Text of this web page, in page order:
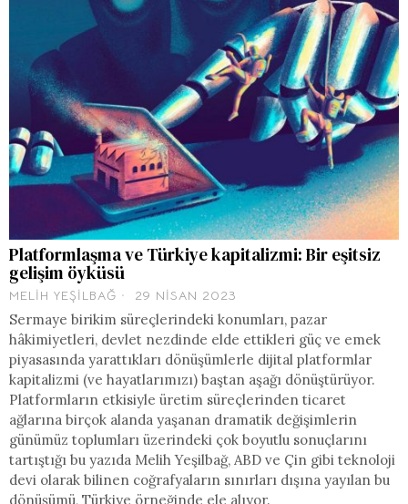
Platformlaşma ve Türkiye kapitalizmi: Bir eşitsiz
gelişim öyküsü
MELIH YEŞILBAĞ 29 NISAN 2023
Sermaye birikim süreçlerindeki konumları, pazar
hâkimiyetleri, devlet nezdinde elde ettikleri güç ve emek
piyasasında yarattıkları dönüşümlerle dijital platformlar
kapitalizmi (ve hayatlarımızı) baştan aşağı dönüştürüyor.
Platformların etkisiyle üretim süreçlerinden ticaret
ağlarına birçok alanda yaşanan dramatik değişimlerin
günümüz toplumları üzerindeki çok boyutlu sonuçlarını
tartıştığı bu yazıda Melih Yeşilbağ, ABD ve Çin gibi teknoloji
devi olarak bilinen coğrafyaların sınırları dışına yayılan bu
dönüşümü, Türkiye örneğinde ele alıyor.